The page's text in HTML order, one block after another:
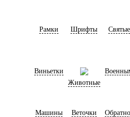
Рамки Шрифты Святые
Виньетки
Животные
Машины Веточки